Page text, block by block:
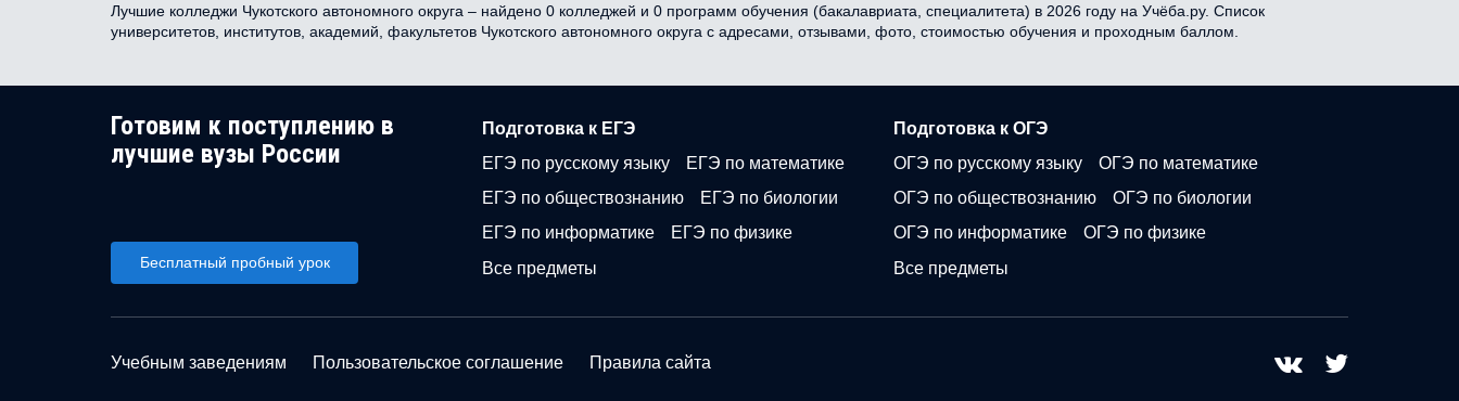
Лучшие колледжи Чукотского автономного округа – найдено 0 колледжей и 0 программ обучения (бакалавриата, специалитета) в 2026 году на Учёба.ру. Список
университетов, институтов, академий, факультетов Чукотского автономного округа с адресами, отзывами, фото, стоимостью обучения и проходным баллом.
Готовим к поступлению в
лучшие вузы России
Бесплатный пробный урок
Подготовка к ЕГЭ
ЕГЭ по русскому языку
ЕГЭ по математике
ЕГЭ по обществознанию
ЕГЭ по биологии
ЕГЭ по информатике
ЕГЭ по физике
Все предметы
Подготовка к ОГЭ
ОГЭ по русскому языку
ОГЭ по математике
ОГЭ по обществознанию
ОГЭ по биологии
ОГЭ по информатике
ОГЭ по физике
Все предметы
Учебным заведениям Пользовательское соглашение Правила сайта